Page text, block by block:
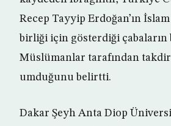
Recep Tayyip Erdoğan’ın
birliği için gösterdiği
Müslümanlar tarafından
umduğunu belirtti.
Dakar Şeyh Anta Diop